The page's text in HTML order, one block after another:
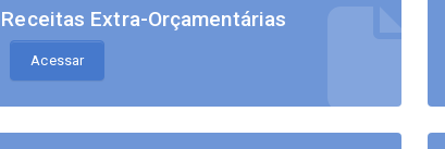
Receitas Extra-Orçamentárias
Acessar